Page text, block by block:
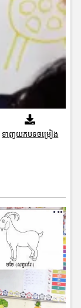
ទាញយកបទចម្រៀង